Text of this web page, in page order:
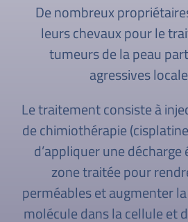
De nombreux
leurs chevaux pour le
tumeurs de la peau
agressives
Le traitement consiste à
de chimiothérapie
d’appliquer une
zone traitée pour
perméables et augmenter
molécule dans la cellule et